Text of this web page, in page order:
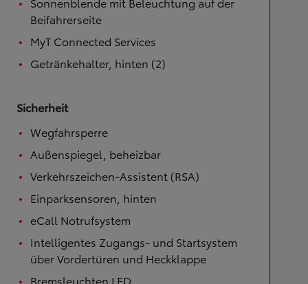
Beifahrerseite
MyT Connected Services
Getränkehalter, hinten (2)
Sicherheit
Wegfahrsperre
Außenspiegel, beheizbar
Verkehrszeichen-Assistent (RSA)
Einparksensoren, hinten
eCall Notrufsystem
Intelligentes Zugangs- und Startsystem
über Vordertüren und Heckklappe
Bremsleuchten LED